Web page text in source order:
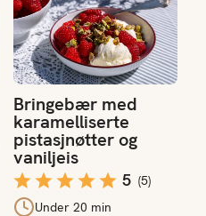
Bringebær med
karamelliserte
pistasjnøtter og
vaniljeis
5 (5)
Under 20 min